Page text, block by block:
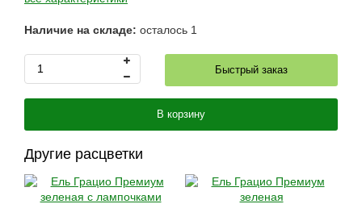
Наличие на складе: осталось 1
Быстрый заказ
В корзину
Другие расцветки